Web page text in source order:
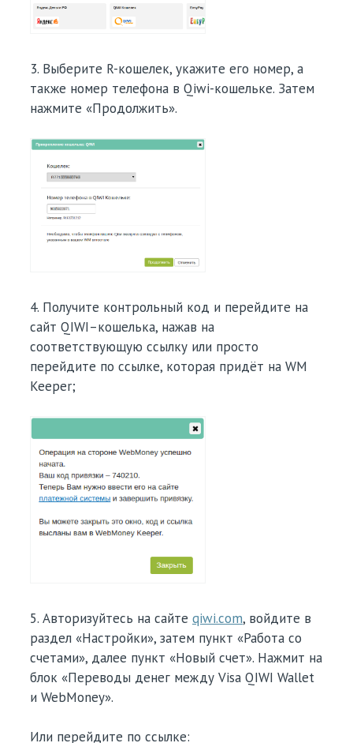
3. Выберите R-кошелек, укажите его номер, а
также номер телефона в Qiwi-кошельке. Затем
нажмите «Продолжить».
4. Получите контрольный код и перейдите на
сайт QIWI–кошелька, нажав на
соответствующую ссылку или просто
перейдите по ссылке, которая придёт на WM
Keeper;
5. Авторизуйтесь на сайте qiwi.com, войдите в
раздел «Настройки», затем пункт «Работа со
счетами», далее пункт «Новый счет». Нажмит на
блок «Переводы денег между Visa QIWI Wallet
и WebMoney».
Или перейдите по ссылке: